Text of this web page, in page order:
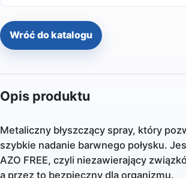
Wróć do katalogu
Opis produktu
Metaliczny błyszczący spray, który
szybkie nadanie barwnego połysku.
AZO FREE, czyli niezawierający
a przez to bezpieczny dla organizmu.